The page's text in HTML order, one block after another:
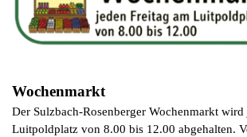
Wochenmarkt
Der Sulzbach-Rosenberger Wochenmarkt wird
Luitpoldplatz von 8.00 bis 12.00 abgehalten.